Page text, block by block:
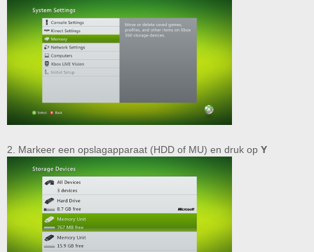
2. Markeer een opslagapparaat (HDD of MU) en druk op Y